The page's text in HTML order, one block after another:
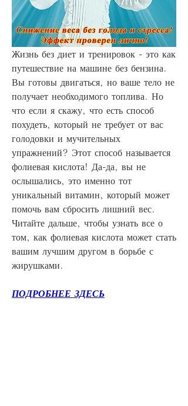
Жизнь без диет и тренировок - это как
путешествие на машине без бензина.
Вы готовы двигаться, но ваше тело не
получает необходимого топлива. Но
что если я скажу, что есть способ
похудеть, который не требует от вас
голодовки и мучительных
упражнений? Этот способ называется
фолиевая кислота! Да-да, вы не
ослышались, это именно тот
уникальный витамин, который может
помочь вам сбросить лишний вес.
Читайте дальше, чтобы узнать все о
том, как фолиевая кислота может стать
вашим лучшим другом в борьбе с
жирушками.
ПОДРОБНЕЕ ЗДЕСЬ